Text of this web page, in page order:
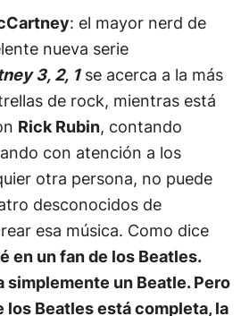
: el mayor nerd de
nueva serie
3, 2, 1se acerca a la más
de rock, mientras está
Rick Rubin, contando
con atención a los
otra persona, no puede
desconocidos de
esa música. Como dice
en un fan de los Beatles.
simplemente un Beatle. Pero
los Beatles está completa, la